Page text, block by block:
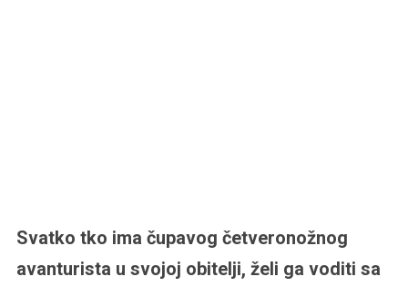
Svatko tko ima čupavog četveronožnog
avanturista u svojoj obitelji, želi ga voditi sa